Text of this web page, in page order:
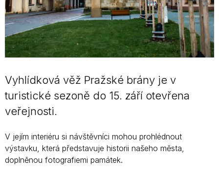
Vyhlídková věž Pražské brány je v
turistické sezoně do 15. září otevřena
veřejnosti.
V jejím interiéru si návštěvníci mohou prohlédnout
výstavku, která představuje historii našeho města,
doplněnou fotografiemi památek.